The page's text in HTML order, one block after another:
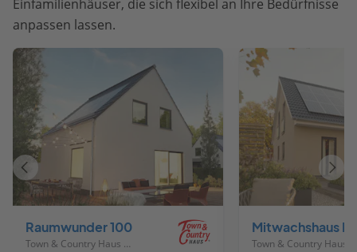
Einfamilienhäuser, die sich flexibel an Ihre Bedürfnisse
anpassen lassen.
Raumwunder 100
Town & Country Haus Deutschland
Vorheriges
Haus
Haus